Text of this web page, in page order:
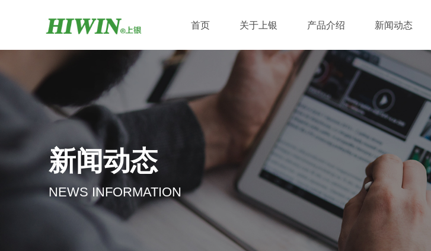
首页 关于上银 产品介绍 新闻动态
新闻动态
NEWS INFORMATION